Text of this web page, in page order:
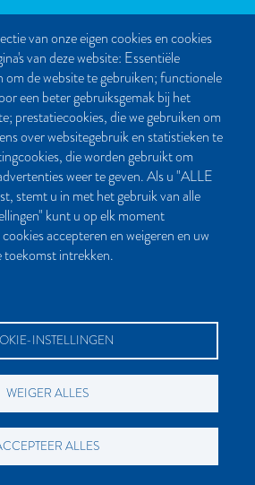
van onze eigen cookies en cookies
van deze website: Essentiële
om de website te gebruiken; functionele
een beter gebruiksgemak bij het
prestatiecookies, die we gebruiken om
over websitegebruik en statistieken te
die worden gebruikt om
weer te geven. Als u "ALLE
stemt u in met het gebruik van alle
kunt u op elk moment
accepteren en weigeren en uw
intrekken.
INSTELLINGEN
WEIGER ALLES
ALLES
t/m vrijdag tussen 9.00 en 17.00 uur
vragen)